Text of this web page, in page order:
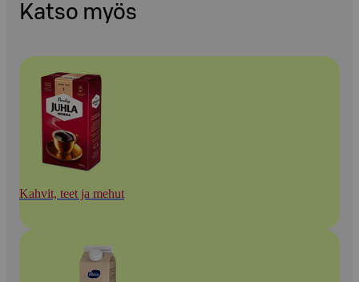
Katso myös
Kahvit, teet ja mehut